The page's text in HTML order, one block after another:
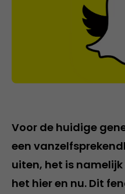
Voor de huidige
een
uiten, het is
het hier en nu. Dit